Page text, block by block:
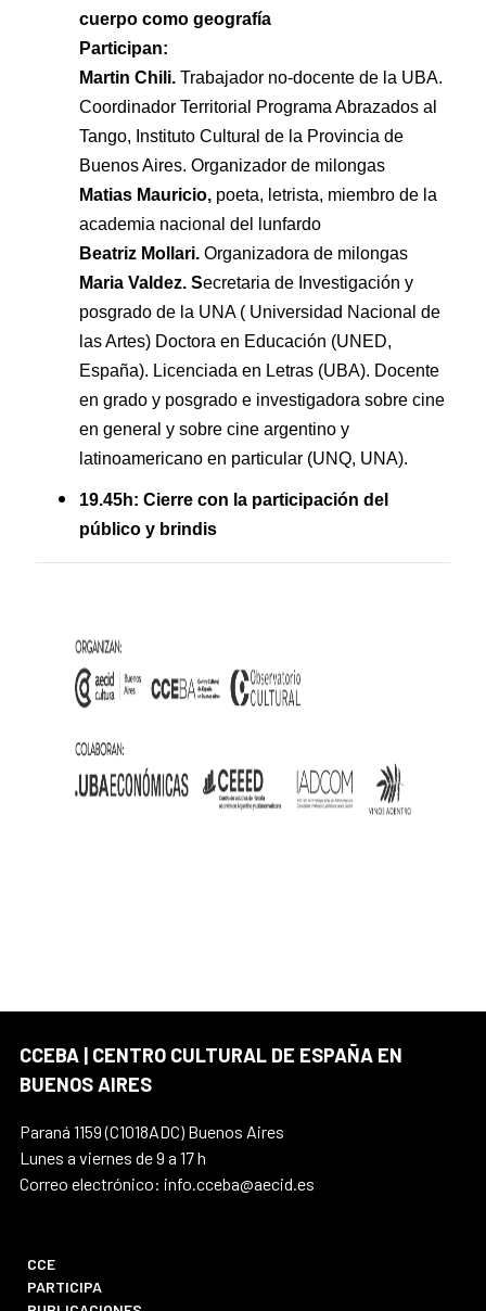
cuerpo como geografía
Participan:
Martin Chili. Trabajador no-docente de la UBA.
Coordinador Territorial Programa Abrazados al
Tango, Instituto Cultural de la Provincia de
Buenos Aires. Organizador de milongas
Matias Mauricio, poeta, letrista, miembro de la
academia nacional del lunfardo
Beatriz Mollari. Organizadora de milongas
Maria Valdez. Secretaria de Investigación y
posgrado de la UNA ( Universidad Nacional de
las Artes) Doctora en Educación (UNED,
España). Licenciada en Letras (UBA). Docente
en grado y posgrado e investigadora sobre cine
en general y sobre cine argentino y
latinoamericano en particular (UNQ, UNA).
19.45h: Cierre con la participación del
público y brindis
CCEBA | CENTRO CULTURAL DE ESPAÑA EN
BUENOS AIRES
Paraná 1159 (C1018ADC) Buenos Aires
Lunes a viernes de 9 a 17 h
Correo electrónico: info.cceba@aecid.es
CCE
PARTICIPA